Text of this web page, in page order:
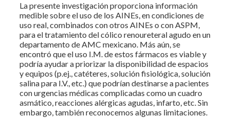
La presente investigación proporciona información
medible sobre el uso de los AINEs, en condiciones de
uso real, combinados con otros AINEs o con ASPM,
para el tratamiento del cólico renoureteral agudo en un
departamento de AMC mexicano. Más aún, se
encontró que el uso I.M. de estos fármacos es viable y
podría ayudar a priorizar la disponibilidad de espacios
y equipos (p.ej., catéteres, solución fisiológica, solución
salina para I.V., etc.) que podrían destinarse a pacientes
con urgencias médicas complicadas como un cuadro
asmático, reacciones alérgicas agudas, infarto, etc. Sin
embargo, también reconocemos algunas limitaciones.